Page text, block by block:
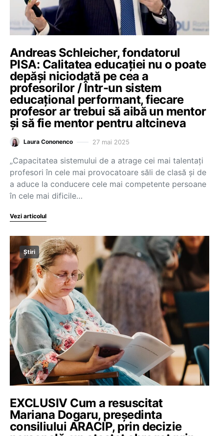
Andreas Schleicher, fondatorul
PISA: Calitatea educației nu o poate
depăși niciodată pe cea a
profesorilor / Într-un sistem
educațional performant, fiecare
profesor ar trebui să aibă un mentor
și să fie mentor pentru altcineva
Laura Cononenco 27 mai 2025
„Capacitatea sistemului de a atrage cei mai talentați
profesori în cele mai provocatoare săli de clasă și de
a aduce la conducere cele mai competente persoane
în cele mai dificile…
Vezi articolul
Știri
EXCLUSIV Cum a resuscitat
Mariana Dogaru, președinta
consiliului ARACIP, prin decizie